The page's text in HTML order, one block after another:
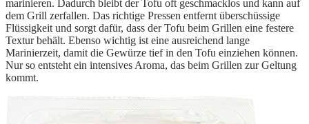
marinieren. Dadurch bleibt der Tofu oft geschmacklos und kann auf
dem Grill zerfallen. Das richtige Pressen entfernt überschüssige
Flüssigkeit und sorgt dafür, dass der Tofu beim Grillen eine festere
Textur behält. Ebenso wichtig ist eine ausreichend lange
Marinierzeit, damit die Gewürze tief in den Tofu einziehen können.
Nur so entsteht ein intensives Aroma, das beim Grillen zur Geltung
kommt.